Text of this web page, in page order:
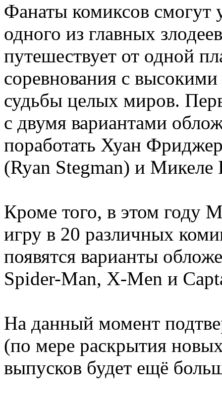
Фанаты комиксов смогут
одного из главных
путешествует от одной
соревнования с высокими
судьбы целых миров.
с двумя вариантами
поработать Хуан
(Ryan Stegman) и
Кроме того, в этом году
игру в 20 различных
появятся варианты
Spider-Man, X-Men и
На данный момент
(по мере раскрытия
выпусков будет ещё